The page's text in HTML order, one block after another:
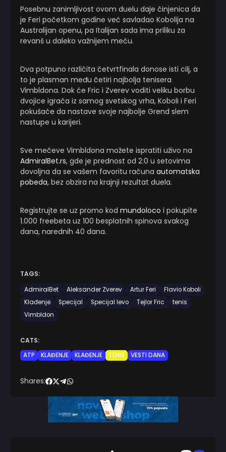
Posebnu zanimljivost ovom duelu daje činjenica da
je Feri početkom godine već savladao Kobolija na
Australijan openu, pa Italijan sada ima priliku za
revanš u daleko važnijem meču.
Dva potpuno različita četvrtfinala donose isti cilj, a
to je plasman među četiri najbolja tenisera
Vimbldona. Dok će Fric i Zverev voditi veliku borbu
dvojice igrača iz samog svetskog vrha, Koboli i Feri
pokušaće da nastave svoje najbolje Grend slem
nastupe u karijeri.
Sve mečeve Vimbldona možete ispratiti uživo na
AdmiralBet.rs, gde je prednost od 2:0 u setovima
dovoljna da se vašem favoritu računa automatska
pobeda, bez obzira na krajnji rezultat duela.
Registrujte se uz promo kod mundoloco i pokupite
1.000 freebeta uz 100 besplatnih spinova svakog
dana, narednih 40 dana.
TAGS:
AdmiralBet
Aleksander Zverev Artur Feri
Flavio Koboli
Klađenje
Specijal Specijal levo Tejlor Fric
tenis
Vimbldon
CATS:
ATP
KLAĐENJE KLAĐENJE TENIS VESTI DANA
Shares: